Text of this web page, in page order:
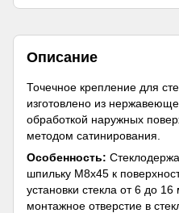
Описание
Точечное крепление для
изготовлено из
обработкой наружных
методом сатинирования.
Особенность:
шпильку М8х45 к
установки стекла от 6 до
монтажное отверстие в